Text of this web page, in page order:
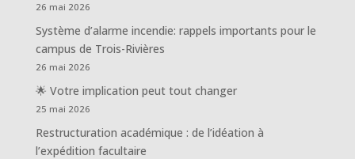
26 mai 2026
Système d’alarme incendie: rappels importants pour le
campus de Trois-Rivières
26 mai 2026
🌟 Votre implication peut tout changer
25 mai 2026
Restructuration académique : de l’idéation à
l’expédition facultaire